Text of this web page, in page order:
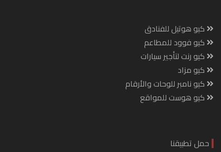
كيو هوتيل للفنادق
كيو فوود للمطاعم
كيو رنت لتأجير سيارات
كيو مزاد
كيو نامبر للوحات والأرقام
كيو هوست للمواقع
حمل تطبيقنا